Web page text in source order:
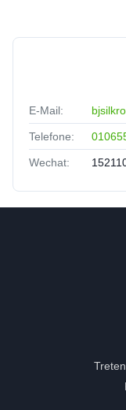
E-Mail:
Telefone:
Wechat: